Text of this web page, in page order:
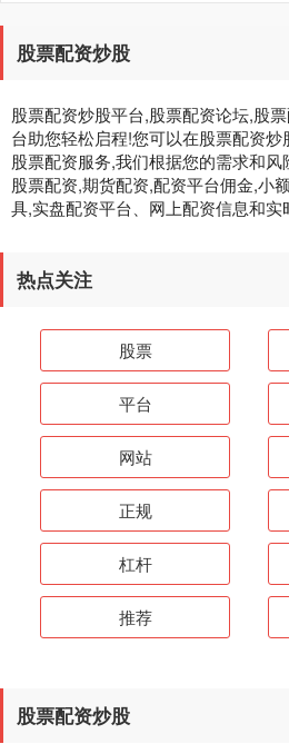
股票配资炒股
股票配资炒股平台,股票配资论坛,股
台助您轻松启程!您可以在股票配资
股票配资服务,我们根据您的需求和
股票配资,期货配资,配资平台佣金,小
具,实盘配资平台、网上配资信息和实
热点关注
股票
平台
网站
正规
杠杆
推荐
股票配资炒股